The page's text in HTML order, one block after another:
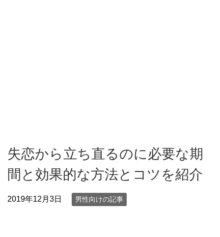
失恋から立ち直るのに必要な期
間と効果的な方法とコツを紹介
2019年12月3日 男性向けの記事